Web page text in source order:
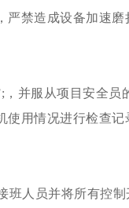
禁造成设备加速
并服从项目安全
用情况进行检查记
人员并将所有控制